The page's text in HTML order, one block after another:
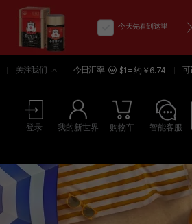
今天先看到这里
关注我们 今日汇率 $1 = 约￥6.74 可
登录 我的新世界 购物车 智能客服